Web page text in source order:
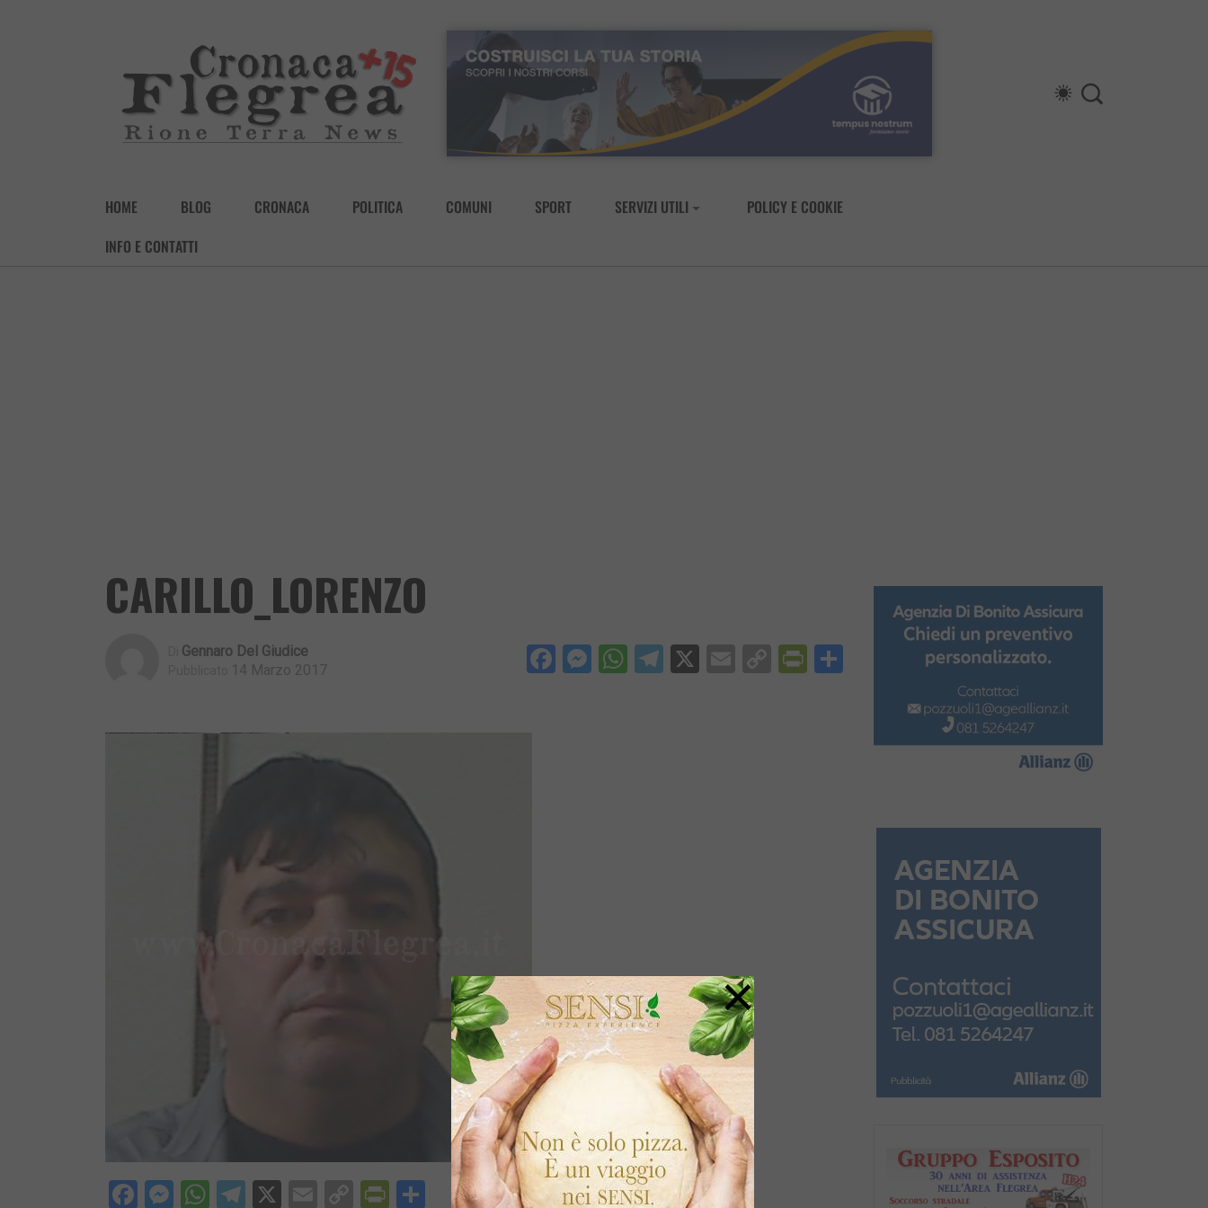
HOME BLOG CRONACA POLITICA COMUNI SPORT SERVIZI UTILI
POLICY E COOKIE
INFO E CONTATTI
CARILLO_LORENZO
Gennaro Del Giudice
14 Marzo 2017 Facebook
Messenger
WhatsApp
Telegram
X EmailCopyPrintFriendly
Condividi
Facebook
Messenger
WhatsApp
Telegram
X EmailCopyPrintFriendly
Condividi
×